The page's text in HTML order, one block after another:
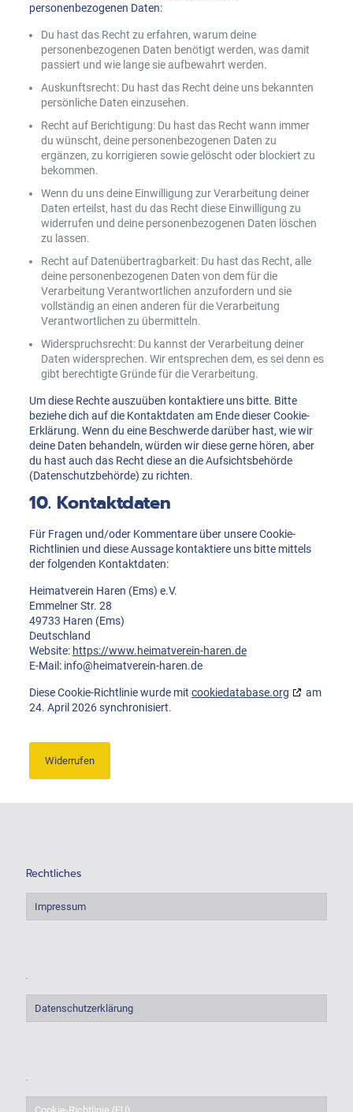
personenbezogenen Daten:
Du hast das Recht zu erfahren, warum deine
personenbezogenen Daten benötigt werden, was damit
passiert und wie lange sie aufbewahrt werden.
Auskunftsrecht: Du hast das Recht deine uns bekannten
persönliche Daten einzusehen.
Recht auf Berichtigung: Du hast das Recht wann immer
du wünscht, deine personenbezogenen Daten zu
ergänzen, zu korrigieren sowie gelöscht oder blockiert zu
bekommen.
Wenn du uns deine Einwilligung zur Verarbeitung deiner
Daten erteilst, hast du das Recht diese Einwilligung zu
widerrufen und deine personenbezogenen Daten löschen
zu lassen.
Recht auf Datenübertragbarkeit: Du hast das Recht, alle
deine personenbezogenen Daten von dem für die
Verarbeitung Verantwortlichen anzufordern und sie
vollständig an einen anderen für die Verarbeitung
Verantwortlichen zu übermitteln.
Widerspruchsrecht: Du kannst der Verarbeitung deiner
Daten widersprechen. Wir entsprechen dem, es sei denn es
gibt berechtigte Gründe für die Verarbeitung.
Um diese Rechte auszuüben kontaktiere uns bitte. Bitte
beziehe dich auf die Kontaktdaten am Ende dieser Cookie-
Erklärung. Wenn du eine Beschwerde darüber hast, wie wir
deine Daten behandeln, würden wir diese gerne hören, aber
du hast auch das Recht diese an die Aufsichtsbehörde
(Datenschutzbehörde) zu richten.
10. Kontaktdaten
Für Fragen und/oder Kommentare über unsere Cookie-
Richtlinien und diese Aussage kontaktiere uns bitte mittels
der folgenden Kontaktdaten:
Heimatverein Haren (Ems) e.V.
Emmelner Str. 28
49733 Haren (Ems)
Deutschland
Website: https://www.heimatverein-haren.de
E-Mail: info@heimatverein-haren.de
Diese Cookie-Richtlinie wurde mit cookiedatabase.org
am
24. April 2026 synchronisiert.
Widerrufen
Rechtliches
Impressum
.
Datenschutzerklärung
.